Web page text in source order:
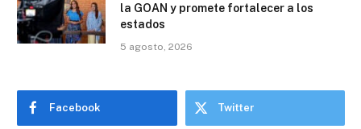
la GOAN y promete fortalecer a los
estados
5 agosto, 2026
Facebook Twitter